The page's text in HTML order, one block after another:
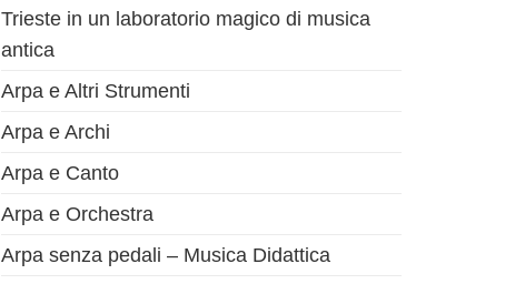
Trieste in un laboratorio magico di musica
antica
Arpa e Altri Strumenti
Arpa e Archi
Arpa e Canto
Arpa e Orchestra
Arpa senza pedali – Musica Didattica